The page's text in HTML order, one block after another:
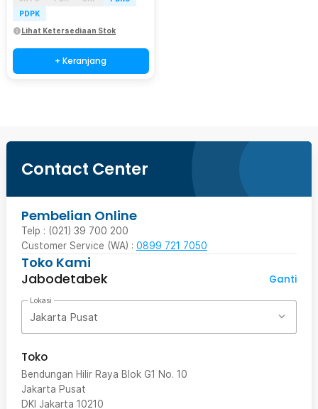
PDPK
Lihat Ketersediaan Stok
+ Keranjang
Contact Center
Pembelian Online
Telp : (021) 39 700 200
Customer Service (WA) : 0899 721 7050
Toko Kami
Jabodetabek
Ganti
Lokasi
Jakarta Pusat
Toko
Bendungan Hilir Raya Blok G1 No. 10
Jakarta Pusat
DKI Jakarta 10210